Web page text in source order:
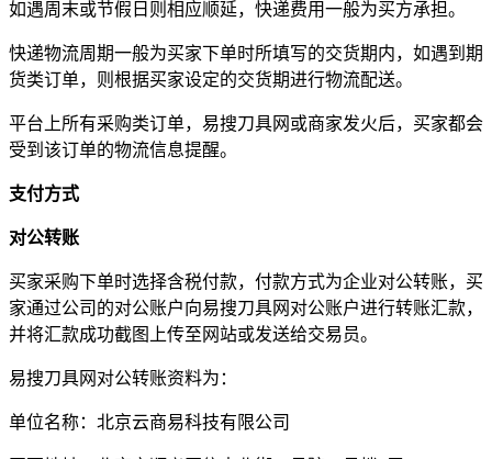
如遇周末或节假日则相应顺延，快递费用一般为买方承担。
快递物流周期一般为买家下单时所填写的交货期内，如遇到期
货类订单，则根据买家设定的交货期进行物流配送。
平台上所有采购类订单，易搜刀具网或商家发火后，买家都会
受到该订单的物流信息提醒。
支付方式
对公转账
买家采购下单时选择含税付款，付款方式为企业对公转账，买
家通过公司的对公账户向易搜刀具网对公账户进行转账汇款，
并将汇款成功截图上传至网站或发送给交易员。
易搜刀具网对公转账资料为：
单位名称：北京云商易科技有限公司